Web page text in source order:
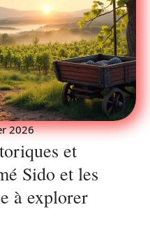
2026
et
Sido et les
à explorer